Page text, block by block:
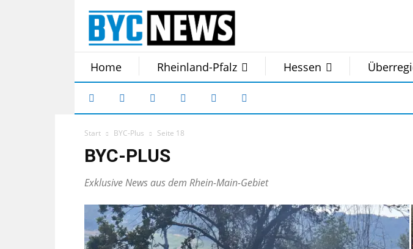
Home Rheinland-Pfalz Hessen
Start BYC-Plus Seite 18
BYC-PLUS
Exklusive News aus dem Rhein-Main-Gebiet